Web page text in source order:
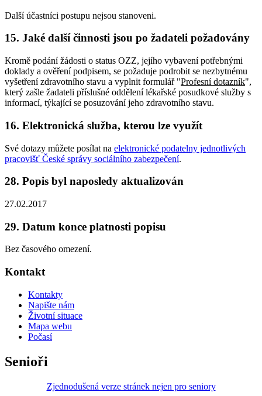
Další účastníci postupu nejsou stanoveni.
15. Jaké další činnosti jsou po žadateli požadovány
Kromě podání žádosti o status OZZ, jejího vybavení potřebnými
doklady a ověření podpisem, se požaduje podrobit se nezbytnému
vyšetření zdravotního stavu a vyplnit formulář "Profesní dotazník",
který zašle žadateli příslušné oddělení lékařské posudkové služby s
informací, týkající se posuzování jeho zdravotního stavu.
16. Elektronická služba, kterou lze využít
Své dotazy můžete posílat na elektronické podatelny jednotlivých
pracovišť České správy sociálního zabezpečení.
28. Popis byl naposledy aktualizován
27.02.2017
29. Datum konce platnosti popisu
Bez časového omezení.
Kontakt
Kontakty
Napište nám
Životní situace
Mapa webu
Počasí
Senioři
Zjednodušená verze stránek nejen pro seniory